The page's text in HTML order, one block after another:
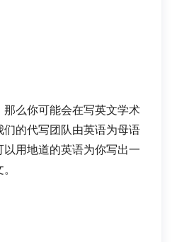
么你可能会在写英文学术
的代写团队由英语为母语
用地道的英语为你写出一